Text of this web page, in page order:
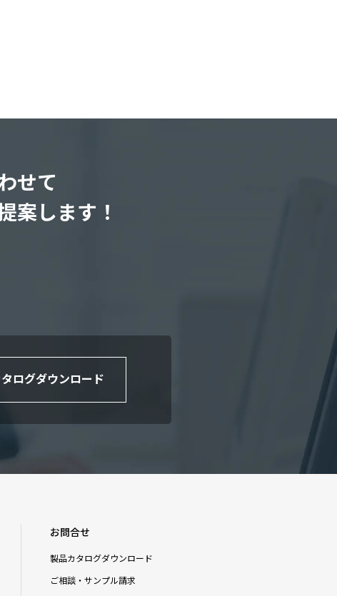
せて
案します！
ログダウンロード
お問合せ
製品カタログダウンロード
ご相談・サンプル請求